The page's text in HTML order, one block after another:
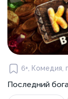
6+, Комедия,
Последний